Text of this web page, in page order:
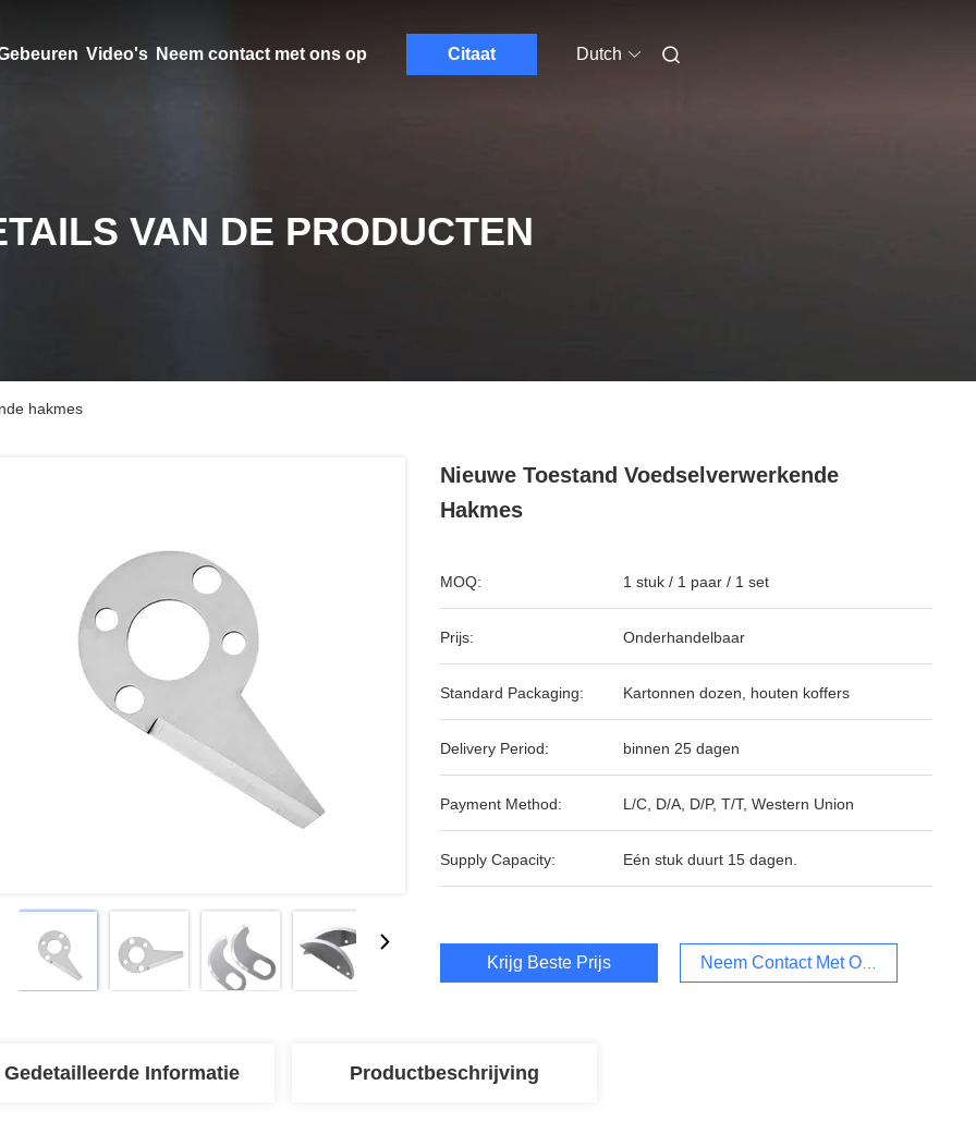
Video's Neem contact met ons op Citaat Dutch
VAN DE PRODUCTEN
hakmes
Nieuwe Toestand Voedselverwerkende
Hakmes
MOQ: 1 stuk / 1 paar / 1 set
Prijs: Onderhandelbaar
Standard Packaging: Kartonnen dozen, houten koffers
Delivery Period: binnen 25 dagen
Payment Method: L/C, D/A, D/P, T/T, Western Union
Supply Capacity: Eén stuk duurt 15 dagen.
Krijg Beste Prijs Neem Contact Met Ons Op
Gedetailleerde Informatie Productbeschrijving